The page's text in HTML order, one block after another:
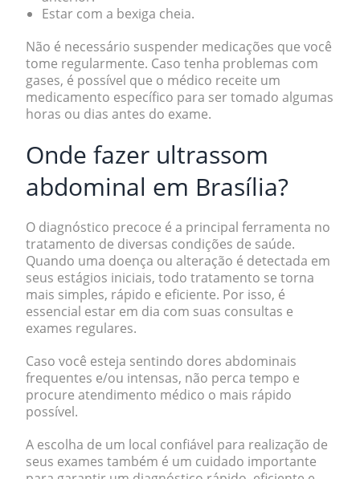
Estar com a bexiga cheia.
Não é necessário suspender medicações que você
tome regularmente. Caso tenha problemas com
gases, é possível que o médico receite um
medicamento específico para ser tomado algumas
horas ou dias antes do exame.
Onde fazer ultrassom
abdominal em Brasília?
O diagnóstico precoce é a principal ferramenta no
tratamento de diversas condições de saúde.
Quando uma doença ou alteração é detectada em
seus estágios iniciais, todo tratamento se torna
mais simples, rápido e eficiente. Por isso, é
essencial estar em dia com suas consultas e
exames regulares.
Caso você esteja sentindo dores abdominais
frequentes e/ou intensas, não perca tempo e
procure atendimento médico o mais rápido
possível.
A escolha de um local confiável para realização de
seus exames também é um cuidado importante